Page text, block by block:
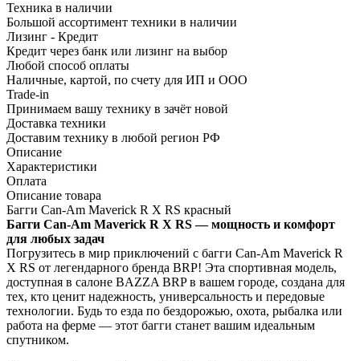
Техника в наличии
Большой ассортимент техники в наличии
Лизинг - Кредит
Кредит через банк или лизинг на выбор
Любой способ оплаты
Наличные, картой, по счету для ИП и ООО
Trade-in
Принимаем вашу технику в зачёт новой
Доставка техники
Доставим технику в любой регион РФ
Описание
Характеристики
Оплата
Описание товара
Багги Can-Am Maverick R X RS красный
Багги Can-Am Maverick R X RS — мощность и комфорт
для любых задач
Погрузитесь в мир приключений с багги Can-Am Maverick R
X RS от легендарного бренда BRP! Эта спортивная модель,
доступная в салоне BAZZA BRP в вашем городе, создана для
тех, кто ценит надежность, универсальность и передовые
технологии. Будь то езда по бездорожью, охота, рыбалка или
работа на ферме — этот багги станет вашим идеальным
спутником.